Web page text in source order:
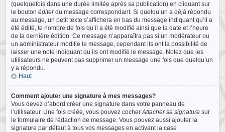
(quelquefois dans une durée limitée après sa publication) en cliquant sur
le boutonéditerdu message correspondant. Si quelqu’un a déjà répondu
au message, un petit texte s’affichera en bas du message indiquant qu’il a
été édité, le nombre de fois qu’il a été modifié ainsi que la date et l’heure
de la dernière édition. Ce message n’apparaîtra pas si un modérateur ou
un administrateur modifie le message, cependant ils ont la possibilité de
laisser une note indiquant qu’ils ont modifié le message. Notez que les
utilisateurs ne peuvent pas supprimer un message une fois que quelqu’un
y a répondu.
Haut
Comment ajouter une signature à mes messages?
Vous devez d’abord créer une signature dans votre panneau de
l’utilisateur. Une fois créée, vous pouvez cocherAttacher sa signature sur
le formulaire de rédaction de message. Vous pouvez aussi ajouter la
signature par défaut à tous vos messages en activant la case